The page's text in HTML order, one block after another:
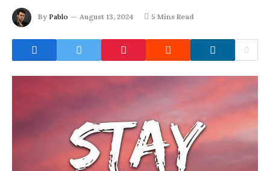
By Pablo August 13, 2024 5 Mins Read